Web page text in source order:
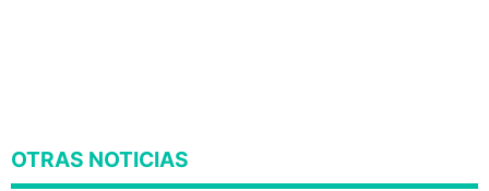
OTRAS NOTICIAS